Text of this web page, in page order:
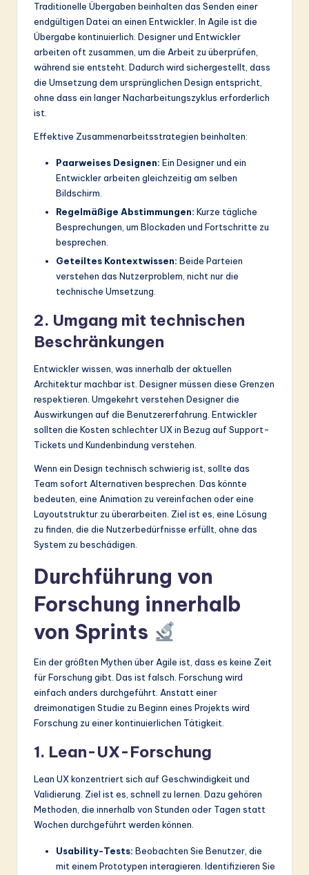
Traditionelle Übergaben beinhalten das Senden einer
endgültigen Datei an einen Entwickler. In Agile ist die
Übergabe kontinuierlich. Designer und Entwickler
arbeiten oft zusammen, um die Arbeit zu überprüfen,
während sie entsteht. Dadurch wird sichergestellt, dass
die Umsetzung dem ursprünglichen Design entspricht,
ohne dass ein langer Nacharbeitungszyklus erforderlich
ist.
Effektive Zusammenarbeitsstrategien beinhalten:
Paarweises Designen: Ein Designer und ein
Entwickler arbeiten gleichzeitig am selben
Bildschirm.
Regelmäßige Abstimmungen: Kurze tägliche
Besprechungen, um Blockaden und Fortschritte zu
besprechen.
Geteiltes Kontextwissen: Beide Parteien
verstehen das Nutzerproblem, nicht nur die
technische Umsetzung.
2. Umgang mit technischen
Beschränkungen
Entwickler wissen, was innerhalb der aktuellen
Architektur machbar ist. Designer müssen diese Grenzen
respektieren. Umgekehrt verstehen Designer die
Auswirkungen auf die Benutzererfahrung. Entwickler
sollten die Kosten schlechter UX in Bezug auf Support-
Tickets und Kundenbindung verstehen.
Wenn ein Design technisch schwierig ist, sollte das
Team sofort Alternativen besprechen. Das könnte
bedeuten, eine Animation zu vereinfachen oder eine
Layoutstruktur zu überarbeiten. Ziel ist es, eine Lösung
zu finden, die die Nutzerbedürfnisse erfüllt, ohne das
System zu beschädigen.
Durchführung von
Forschung innerhalb
von Sprints
Ein der größten Mythen über Agile ist, dass es keine Zeit
für Forschung gibt. Das ist falsch. Forschung wird
einfach anders durchgeführt. Anstatt einer
dreimonatigen Studie zu Beginn eines Projekts wird
Forschung zu einer kontinuierlichen Tätigkeit.
1. Lean-UX-Forschung
Lean UX konzentriert sich auf Geschwindigkeit und
Validierung. Ziel ist es, schnell zu lernen. Dazu gehören
Methoden, die innerhalb von Stunden oder Tagen statt
Wochen durchgeführt werden können.
Usability-Tests: Beobachten Sie Benutzer, die
mit einem Prototypen interagieren. Identifizieren Sie